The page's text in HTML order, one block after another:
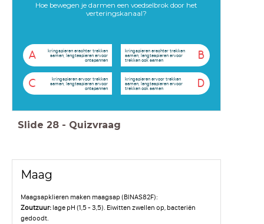
Hoe bewegen je darmen een voedselbrok door het
verteringskanaal?
A
kringspieren erachter trekken
samen, lengtespieren ervoor
ontspannen
B
kringspieren erachter trekken
samen, lengtespieren ervoor
trekken ook samen
C
kringspieren ervoor trekken
samen, lengtespieren ervoor
ontspannen
D
kringspieren ervoor trekken
samen, lengtespieren ervoor
trekken ook samen
Slide 28 - Quizvraag
Maag
Maagsapklieren maken maagsap (BINAS82F):
Zoutzuur:lage pH (1,5 - 3,5). Eiwitten zwellen op, bacteriën
gedoodt.